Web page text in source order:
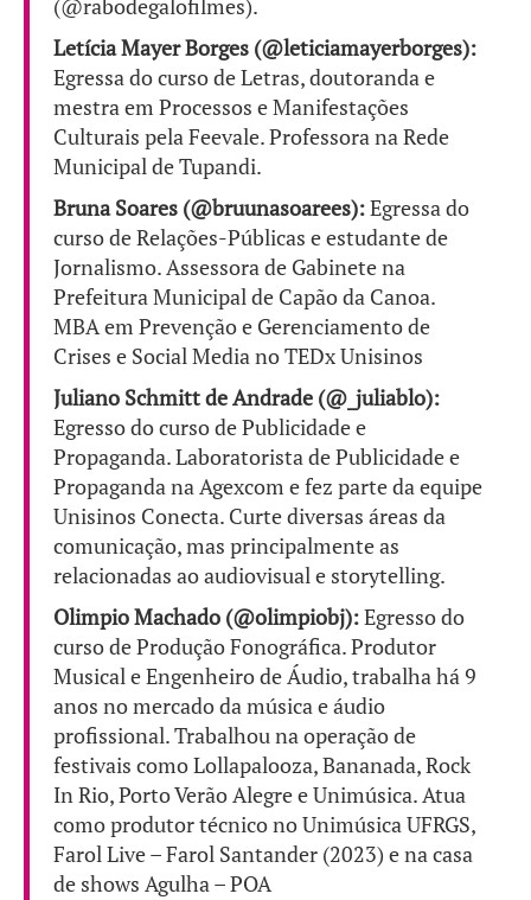
(@rabodegalofilmes).
Letícia Mayer Borges (@leticiamayerborges):
Egressa do curso de Letras, doutoranda e
mestra em Processos e Manifestações
Culturais pela Feevale. Professora na Rede
Municipal de Tupandi.
Bruna Soares (@bruunasoarees):Egressa do
curso de Relações-Públicas e estudante de
Jornalismo. Assessora de Gabinete na
Prefeitura Municipal de Capão da Canoa.
MBA em Prevenção e Gerenciamento de
Crises e Social Media no TEDx Unisinos
Juliano Schmitt de Andrade (@_juliablo):
Egresso do curso de Publicidade e
Propaganda. Laboratorista de Publicidade e
Propaganda na Agexcom e fez parte da equipe
Unisinos Conecta. Curte diversas áreas da
comunicação, mas principalmente as
relacionadas ao audiovisual e storytelling.
Olimpio Machado (@olimpiobj):Egresso do
curso de Produção Fonográfica. Produtor
Musical e Engenheiro de Áudio, trabalha há 9
anos no mercado da música e áudio
profissional. Trabalhou na operação de
festivais como Lollapalooza, Bananada, Rock
In Rio, Porto Verão Alegre e Unimúsica. Atua
como produtor técnico no Unimúsica UFRGS,
Farol Live – Farol Santander (2023) e na casa
de shows Agulha – POA